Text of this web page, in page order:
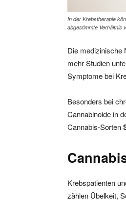
In der Krebstherapie
abgestimmte Verhältnis
Die medizinische
mehr Studien
Symptome bei
Besonders bei
Cannabinoide in
Cannabis-Sorten
Krebspatienten
zählen Übelkeit,